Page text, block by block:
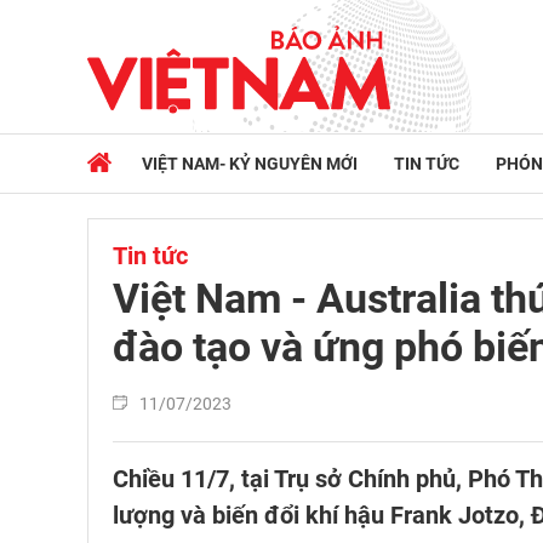
VIỆT NAM- KỶ NGUYÊN MỚI TIN TỨC
Tin tức
Việt Nam - Australia
đào tạo và ứng phó
11/07/2023
Chiều 11/7, tại Trụ sở Chính phủ, Phó
lượng và biến đổi khí hậu Frank Jotzo,